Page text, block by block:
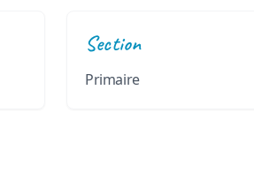
Section
Primaire